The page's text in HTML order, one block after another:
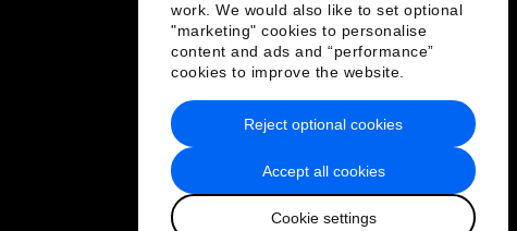
work. We would also like to set optional
"marketing" cookies to personalise
content and ads and “performance”
cookies to improve the website.
Accept all cookies
Cookie settings
Reject optional cookies